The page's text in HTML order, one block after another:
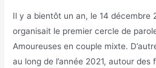
Il y a bientôt un an, le 14 décembre
organisait le premier cercle de
Amoureuses en couple mixte.
au long de l’année 2021, autour